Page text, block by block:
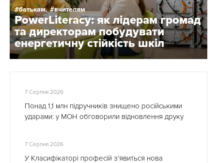
батькам, вчителям
PowerLiteracy: як лідерам громад
та директорам побудувати
енергетичну стійкість шкіл
7 Серпня 2026
Понад 1,1 млн підручників знищено російськими
ударами: у МОН обговорили відновлення друку
7 Серпня 2026
У Класифікаторі професій з’явиться нова